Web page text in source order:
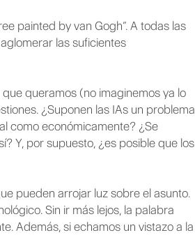
painted by van Gogh”. A todas las
las suficientes
queramos (no imaginemos ya lo
¿Suponen las IAs un problema
como económicamente? ¿Se
Y, por supuesto, ¿es posible que los
pueden arrojar luz sobre el asunto.
Sin ir más lejos, la palabra
Además, si echamos un vistazo a la